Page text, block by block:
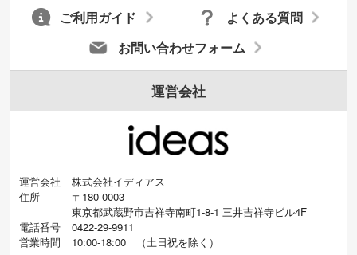
お問い合わせフォーム
よくある質問
ご利用ガイド
運営会社
運営会社
株式会社イディアス
住所
〒180-0003
東京都武蔵野市吉祥寺南町1-8-1 三井吉祥寺ビル4F
電話番号
0422-29-9911
営業時間
10:00-18:00 （土日祝を除く）